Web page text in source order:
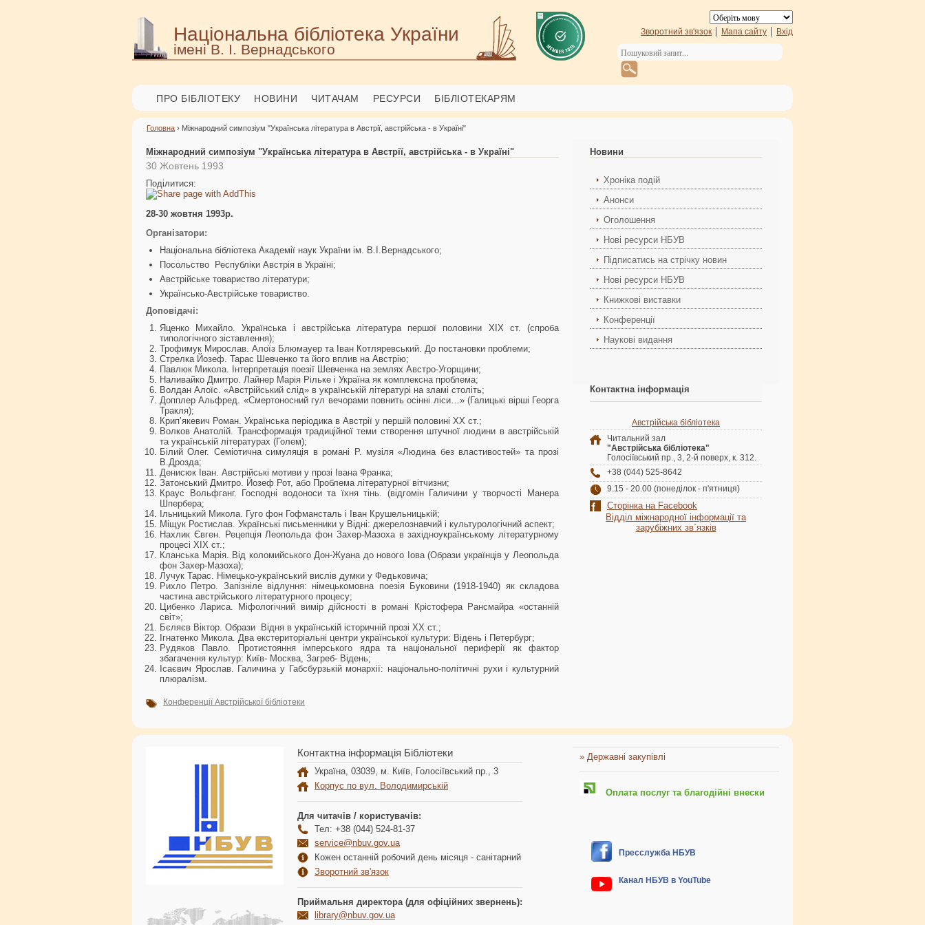
Національна бібліотека України
імені В. І. Вернадського
Зворотний зв'язок Мапа сайту Вхід
ПРО БІБЛІОТЕКУ НОВИНИ ЧИТАЧАМ РЕСУРСИ БІБЛІОТЕКАРЯМ
Головна › Міжнародний симпозіум "Українська література в Австрії, австрійська - в Україні"
Міжнародний симпозіум "Українська література в Австрії, австрійська - в Україні"
30 Жовтень 1993
Поділитися:
28-30 жовтня 1993р.
Організатори:
Національна бібліотека Академії наук України ім. В.І.Вернадського;
Посольство Республіки Австрія в Україні;
Австрійське товариство літератури;
Українсько-Австрійське товариство.
Доповідачі:
Яценко Михайло. Українська і австрійська література першої половини ХІХ ст. (спроба
типологічного зіставлення);
Трофимук Мирослав. Алоїз Блюмауер та Іван Котляревський. До постановки проблеми;
Стрелка Йозеф. Тарас Шевченко та його вплив на Австрію;
Павлюк Микола. Інтерпретація поезії Шевченка на землях Австро-Угорщини;
Наливайко Дмитро. Лайнер Марія Рільке і Україна як комплексна проблема;
Волдан Алоїс. «Австрійський слід» в українській літературі на зламі століть;
Допплер Альфред. «Смертоносний гул вечорами повнить осінні ліси…» (Галицькі вірші Георга
Тракля);
Крип’якевич Роман. Українська періодика в Австрії у першій половині ХХ ст.;
Волков Анатолій. Трансформація традиційної теми створення штучної людини в австрійській
та українській літературах (Голем);
Білий Олег. Семіотична симуляція в романі Р. музіля «Людина без властивостей» та прозі
В.Дрозда;
Денисюк Іван. Австрійські мотиви у прозі Івана Франка;
Затонський Дмитро. Йозеф Рот, або Проблема літературної вітчизни;
Краус Вольфганг. Господні водоноси та їхня тінь. (відгомін Галичини у творчості Манера
Шпербера;
Ільницький Микола. Гуго фон Гофмансталь і Іван Крушельницькій;
Міщук Ростислав. Українські письменники у Відні: джерелознавчий і культурологічний аспект;
Нахлик Євген. Рецепція Леопольда фон Захер-Мазоха в західноукраїнському літературному
процесі ХІХ ст.;
Кланська Марія. Від коломийського Дон-Жуана до нового Іова (Образи українців у Леопольда
фон Захер-Мазоха);
Лучук Тарас. Німецько-український вислів думки у Федьковича;
Рихло Петро. Запізніле відлуння: німецькомовна поезія Буковини (1918-1940) як складова
частина австрійського літературного процесу;
Цибенко Лариса. Міфологічний вимір дійсності в романі Крістофера Рансмайра «останній
світ»;
Бєляєв Віктор. Образи Відня в українській історичній прозі ХХ ст.;
Ігнатенко Микола. Два екстериторіальні центри української культури: Відень і Петербург;
Рудяков Павло. Протистояння імперського ядра та національної периферії як фактор
збагачення культур: Київ- Москва, Загреб- Відень;
Ісаєвич Ярослав. Галичина у Габсбурзькій монархії: національно-політичні рухи і культурний
плюралізм.
Конференції Австрійської бібліотеки
Новини
Хроніка подій
Анонси
Оголошення
Нові ресурси НБУВ
Підписатись на стрічку новин
Нові ресурси НБУВ
Книжкові виставки
Конференції
Наукові видання
Контактна інформація
Австрійська бібліотека
Читальний зал
"Австрійська бібліотека"
Голосіївський пр., 3, 2-й поверх, к. 312.
+38 (044) 525-8642
9.15 - 20.00 (понеділок - п'ятниця)
Сторінка на Facebook
Віддiл міжнародної інформації та
зарубіжних зв`язків
Контактна інформація Бібліотеки
Україна, 03039, м. Київ, Голосіївський пр., 3
Корпус по вул. Володимирській
Для читачів / користувачів:
Тел: +38 (044) 524-81-37
service@nbuv.gov.ua
Кожен останній робочий день місяця - санітарний
Зворотний зв'язок
Приймальня директора (для офіційних звернень):
library@nbuv.gov.ua
» Державні закупівлі
Оплата послуг та благодійні внески
Пресслужба НБУВ
Канал НБУВ в YouTube